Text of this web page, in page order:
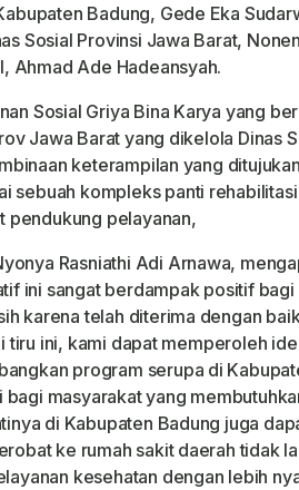
Badung, Gede Eka
Sosial Provinsi Jawa Barat,
Ahmad Ade Hadeansyah.
Sosial Griya Bina Karya yang
Jawa Barat yang dikelola Dinas
keterampilan yang
sebuah kompleks panti
pendukung pelayanan,
Rasniathi Adi Arnawa,
ini sangat berdampak positif bagi
karena telah diterima dengan
tiru ini, kami dapat memperoleh
program serupa di
masyarakat yang
di Kabupaten Badung juga
ke rumah sakit daerah tidak
kesehatan dengan lebih